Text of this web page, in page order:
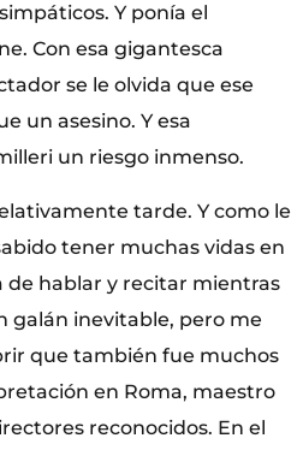
Y ponía el
Con esa gigantesca
se le olvida que ese
un asesino. Y esa
un riesgo inmenso.
tarde. Y como le
tener muchas vidas en
de hablar y recitar mientras
galán inevitable, pero me
que también fue muchos
en Roma, maestro
reconocidos. En el